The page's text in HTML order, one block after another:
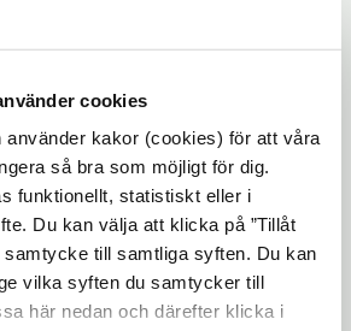
cookies
använder kakor (cookies) för att våra
så bra som möjligt för dig.
funktionellt, statistiskt eller i
Du kan välja att klicka på ”Tillåt
samtycke till samtliga syften. Du kan
vilka syften du samtycker till
här nedan och därefter klicka i
valet
Dela
search